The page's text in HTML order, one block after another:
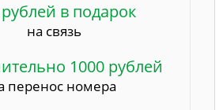
в подарок
на связь
1000 рублей
перенос номера